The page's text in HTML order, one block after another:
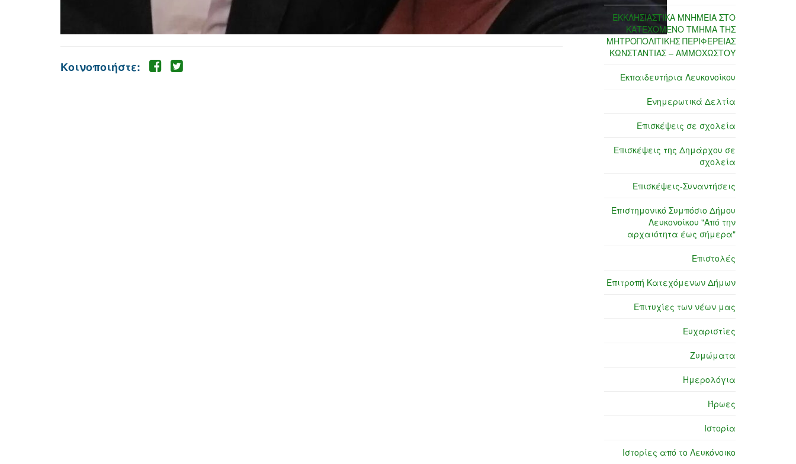
Κοινοποιήστε:
ΕΚΚΛΗΣΙΑΣΤΙΚΑ ΜΝΗΜΕΙΑ ΣΤΟ
ΚΑΤΕΧΟΜΕΝΟ ΤΜΗΜΑ ΤΗΣ
ΜΗΤΡΟΠΟΛΙΤΙΚΗΣ ΠΕΡΙΦΕΡΕΙΑΣ
ΚΩΝΣΤΑΝΤΙΑΣ – ΑΜΜΟΧΩΣΤΟΥ
Εκπαιδευτήρια Λευκονοίκου
Ενημερωτικά Δελτία
Επισκέψεις σε σχολεία
Επισκέψεις της Δημάρχου σε
σχολεία
Επισκέψεις-Συναντήσεις
Επιστημονικό Συμπόσιο Δήμου
Λευκονοίκου "Από την
αρχαιότητα έως σήμερα"
Επιστολές
Επιτροπή Κατεχόμενων Δήμων
Επιτυχίες των νέων μας
Ευχαριστίες
Ζυμώματα
Ημερολόγια
Ήρωες
Ιστορία
Ιστορίες από το Λευκόνοικο